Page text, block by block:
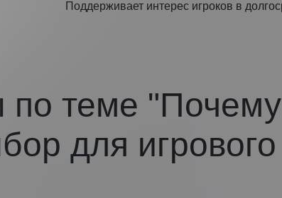
Поддерживает интерес игроков в
теме
для игрового